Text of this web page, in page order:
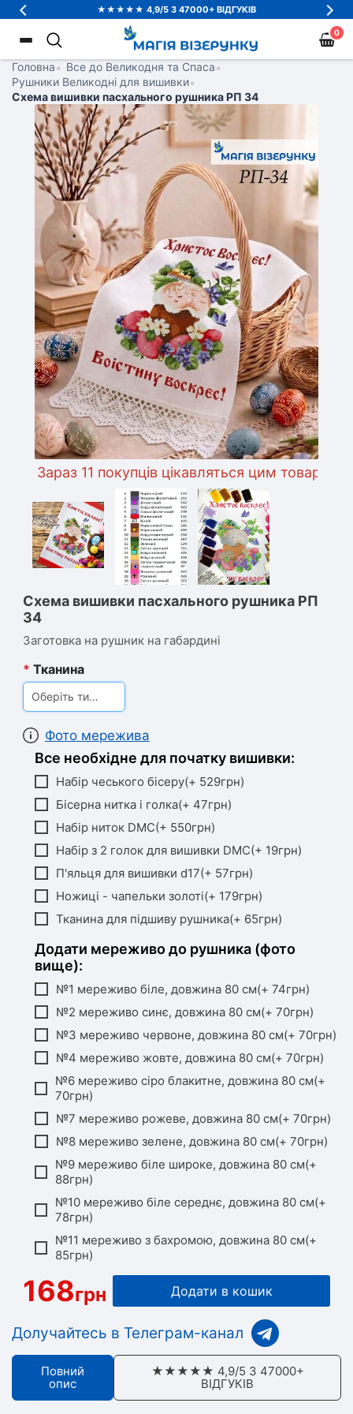
★★★★★ 4,9/5 З 47000+ ВІДГУКІВ
0
Головна• Все до Великодня та Спаса•
Рушники Великодні для вишивки•
Схема вишивки пасхального рушника РП 34
Зараз 11 покупців цікавляться цим товаром
Схема вишивки пасхального рушника РП
34
Заготовка на рушник на габардині
* Тканина
Оберіть тип тканини
Фото мережива
Все необхідне для початку вишивки:
Набір чеського бісеру(+ 529грн)
Бісерна нитка і голка(+ 47грн)
Набір ниток DMC(+ 550грн)
Набір з 2 голок для вишивки DMC(+ 19грн)
П'яльця для вишивки d17(+ 57грн)
Ножиці - чапельки золоті(+ 179грн)
Тканина для підшиву рушника(+ 65грн)
Додати мереживо до рушника (фото
вище):
№1 мереживо біле, довжина 80 см(+ 74грн)
№2 мереживо синє, довжина 80 см(+ 70грн)
№3 мереживо червоне, довжина 80 см(+ 70грн)
№4 мереживо жовте, довжина 80 см(+ 70грн)
№6 мереживо сіро блакитне, довжина 80 см(+
70грн)
№7 мереживо рожеве, довжина 80 см(+ 70грн)
№8 мереживо зелене, довжина 80 см(+ 70грн)
№9 мереживо біле широке, довжина 80 см(+
88грн)
№10 мереживо біле середнє, довжина 80 см(+
78грн)
№11 мереживо з бахромою, довжина 80 см(+
85грн)
168грн Додати в кошик
Долучайтесь в Телеграм-канал
Повний
опис
★★★★★ 4,9/5 З 47000+
ВІДГУКІВ